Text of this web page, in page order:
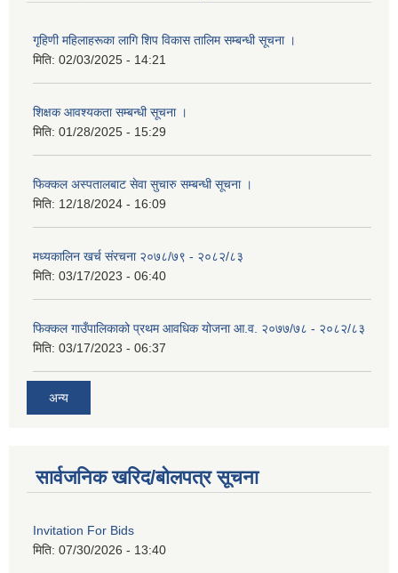
गृहिणी महिलाहरूका लागि शिप विकास तालिम सम्बन्धी सूचना ‌।
मिति: 02/03/2025 - 14:21
शिक्षक आवश्यकता सम्बन्धी सूचना ।
मिति: 01/28/2025 - 15:29
फिक्कल अस्पतालबाट सेवा सुचारु सम्बन्धी सूचना ।
मिति: 12/18/2024 - 16:09
मध्यकालिन खर्च संरचना २०७८/७९ - २०८२/८३
मिति: 03/17/2023 - 06:40
फिक्कल गाउँपालिकाको प्रथम आवधिक योजना आ.व. २०७७/७८ - २०८२/८३
मिति: 03/17/2023 - 06:37
अन्य
सार्वजनिक खरिद/बोलपत्र सूचना
Invitation For Bids
मिति: 07/30/2026 - 13:40